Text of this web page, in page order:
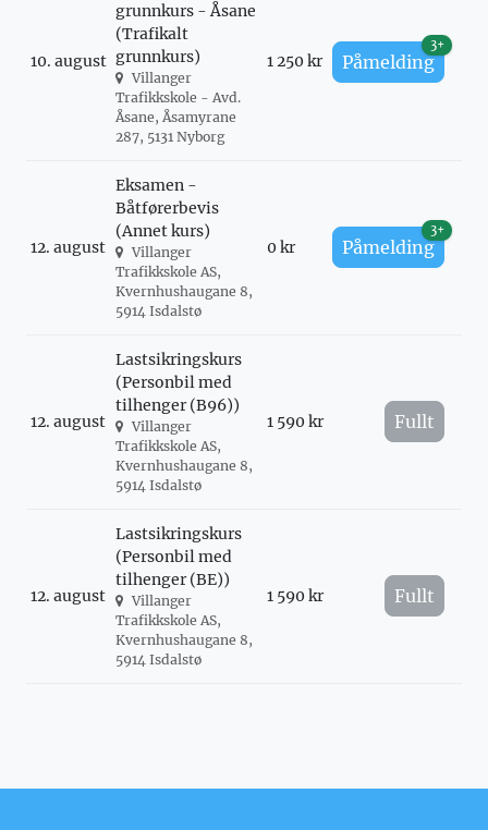
10. august
grunnkurs - Åsane
(Trafikalt
grunnkurs)
Villanger
Trafikkskole - Avd.
Åsane, Åsamyrane
287, 5131 Nyborg
1 250 kr Påmelding
3+
12. august
Eksamen -
Båtførerbevis
(Annet kurs)
Villanger
Trafikkskole AS,
Kvernhushaugane 8,
5914 Isdalstø
0 kr Påmelding
3+
12. august
Lastsikringskurs
(Personbil med
tilhenger (B96))
Villanger
Trafikkskole AS,
Kvernhushaugane 8,
5914 Isdalstø
1 590 kr Fullt
12. august
Lastsikringskurs
(Personbil med
tilhenger (BE))
Villanger
Trafikkskole AS,
Kvernhushaugane 8,
5914 Isdalstø
1 590 kr Fullt